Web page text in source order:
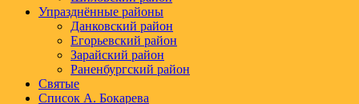
Упразднённые районы
Данковский район
Егорьевский район
Зарайский район
Раненбургский район
Святые
Список А. Бокарева